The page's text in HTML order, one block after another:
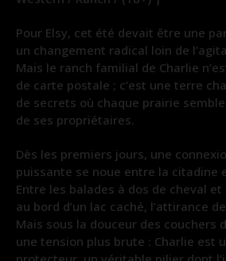
Pour Elsy, cet été devait être une
un changement radical loin de
Mais le ranch familial de Charlie
de carte postale ; c’est une terre
de secrets où chaque prairie
de ses propriétaires.
Dès les premiers jours, une
puissante se noue entre la citadine
Entre les balades à dos de cheval
au bord d’un lac caché, l’attirance
Mais sous la douceur des couchers
une tension plus brute : Charlie est